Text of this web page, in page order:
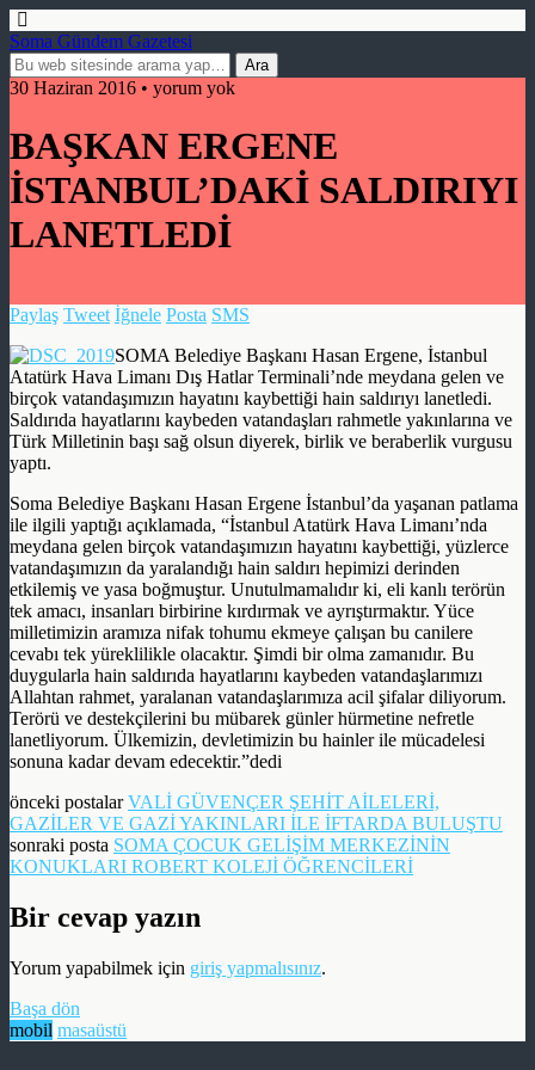
Soma Gündem Gazetesi
30 Haziran 2016 • yorum yok
BAŞKAN ERGENE
İSTANBUL’DAKİ SALDIRIYI
LANETLEDİ
Paylaş Tweet İğnele Posta SMS
SOMA Belediye Başkanı Hasan Ergene, İstanbul
Atatürk Hava Limanı Dış Hatlar Terminali’nde meydana gelen ve
birçok vatandaşımızın hayatını kaybettiği hain saldırıyı lanetledi.
Saldırıda hayatlarını kaybeden vatandaşları rahmetle yakınlarına ve
Türk Milletinin başı sağ olsun diyerek, birlik ve beraberlik vurgusu
yaptı.
Soma Belediye Başkanı Hasan Ergene İstanbul’da yaşanan patlama
ile ilgili yaptığı açıklamada, “İstanbul Atatürk Hava Limanı’nda
meydana gelen birçok vatandaşımızın hayatını kaybettiği, yüzlerce
vatandaşımızın da yaralandığı hain saldırı hepimizi derinden
etkilemiş ve yasa boğmuştur. Unutulmamalıdır ki, eli kanlı terörün
tek amacı, insanları birbirine kırdırmak ve ayrıştırmaktır. Yüce
milletimizin aramıza nifak tohumu ekmeye çalışan bu canilere
cevabı tek yüreklilikle olacaktır. Şimdi bir olma zamanıdır. Bu
duygularla hain saldırıda hayatlarını kaybeden vatandaşlarımızı
Allahtan rahmet, yaralanan vatandaşlarımıza acil şifalar diliyorum.
Terörü ve destekçilerini bu mübarek günler hürmetine nefretle
lanetliyorum. Ülkemizin, devletimizin bu hainler ile mücadelesi
sonuna kadar devam edecektir.”dedi
önceki postalarVALİ GÜVENÇER ŞEHİT AİLELERİ,
sonraki posta SOMA ÇOCUK GELİŞİM MERKEZİNİN
KONUKLARI ROBERT KOLEJİ ÖĞRENCİLERİ
Bir cevap yazın
Yorum yapabilmek için giriş yapmalısınız.
Başa dön
mobil masaüstü